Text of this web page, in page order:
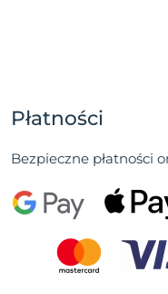
Płatności
Bezpieczne płatności